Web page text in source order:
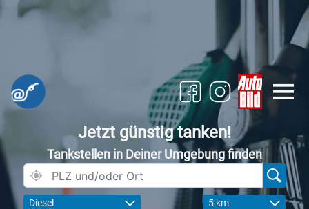
Jetzt günstig tanken!
Tankstellen in Deiner Umgebung finden
Diesel 5 km